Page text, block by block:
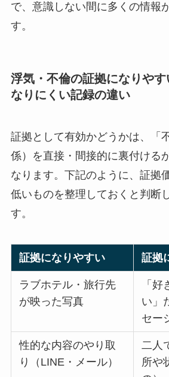
で、意識しない間に多くの情報
す。
浮気・不倫の証拠になりや
なりにくい記録の違い
証拠として有効かどうかは、「
係）を直接・間接的に裏付ける
なります。下記のように、証拠
低いものを整理しておくと判断
す。
証拠になりやすい 証拠
ラブホテル・旅行先
が映った写真
「
い」
セー
性的な内容のやり取
り（LINE・メール）
二人
所や